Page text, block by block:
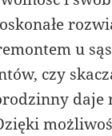
u
czy